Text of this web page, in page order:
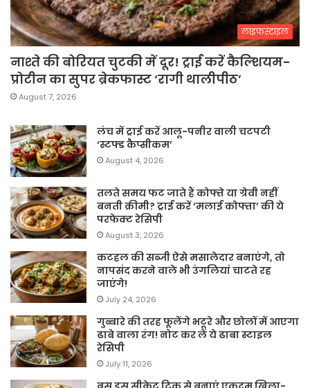
लाइफस्टाइल
नाश्ते की बोरियत चुटकी में दूर! ट्राई करें कैल्शियम-
प्रोटीन का सुपर ब्रेकफास्ट ‘रागी थालीपीठ’
August 7, 2026
लंच में ट्राई करें आलू-पनीर वाली चटपटी
‘स्टफ्ड कैप्सीकम’
August 4, 2026
तलते समय फट जाते हैं कोफ्ते या ग्रेवी नहीं
बनती क्रीमी? ट्राई करें ‘मलाई कोफ्ता’ की ये
परफेक्ट रेसिपी
August 3, 2026
कटहल की सब्जी ऐसे मसालेदार बनाएंगे, तो
नापसंद करने वाले भी उंगलियां चाटते रह
जाएंगे!
July 24, 2026
गुब्बारे की तरह फूलेंगे भटूरे और छोलों में आएगा
ढाबे वाला रंग! नोट कर लें ये ढाबा स्टाइल
रेसिपी
July 11, 2026